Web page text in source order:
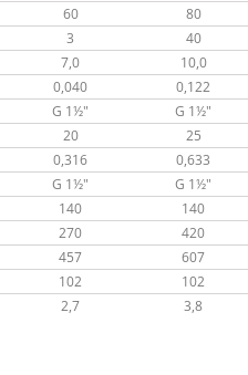
60 80
3 40
7,0 10,0
0,040 0,122
G 1½" G 1½"
20 25
0,316 0,633
G 1½" G 1½"
140 140
270 420
457 607
102 102
2,7 3,8